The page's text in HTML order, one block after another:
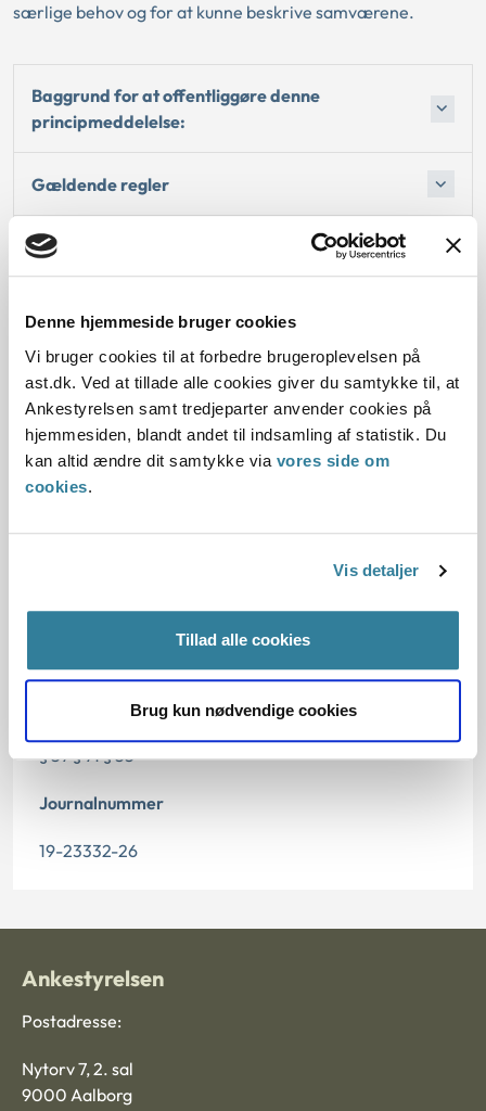
Denne hjemmeside bruger cookies
Vi bruger cookies til at forbedre brugeroplevelsen på
ast.dk. Ved at tillade alle cookies giver du samtykke til, at
Ankestyrelsen samt tredjeparter anvender cookies på
hjemmesiden, blandt andet til indsamling af statistik. Du
kan altid ændre dit samtykke via vores side om
cookies.
Vis detaljer
Tillad alle cookies
Brug kun nødvendige cookies
særlige behov og for at kunne beskrive samværene.
Baggrund for at offentliggøre denne
principmeddelelse:
Gældende regler
Den konkrete afgørelse, der dannede grundlag for
den tidligere principmeddelelse
Sagsfremstilling:
Afgørelse:
Offentliggørelsesdato
§ 57 § 71 § 55
Journalnummer
19-23332-26
Ankestyrelsen
Postadresse:
Nytorv 7, 2. sal
9000 Aalborg